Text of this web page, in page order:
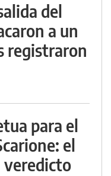
del
a un
registraron
para el
el
veredicto